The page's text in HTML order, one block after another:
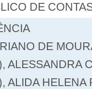
DE
DE
ALESSANDRA
ALIDA